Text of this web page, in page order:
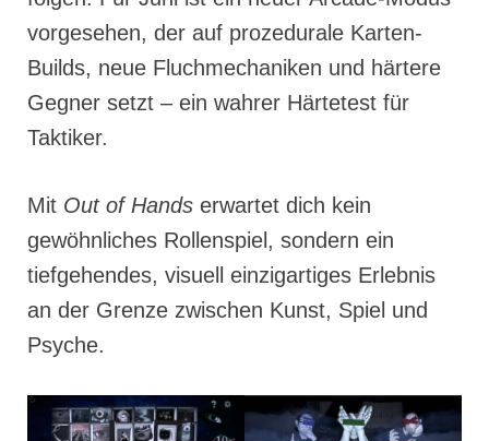
vorgesehen, der auf prozedurale Karten-
Builds, neue Fluchmechaniken und härtere
Gegner setzt – ein wahrer Härtetest für
Taktiker.
Mit Out of Hands erwartet dich kein
gewöhnliches Rollenspiel, sondern ein
tiefgehendes, visuell einzigartiges Erlebnis
an der Grenze zwischen Kunst, Spiel und
Psyche.